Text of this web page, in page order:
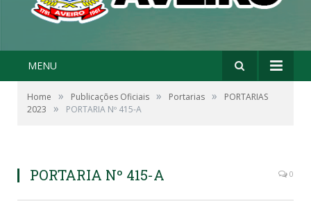
MENU
Home » Publicações Oficiais » Portarias »
PORTARIAS
2023
» PORTARIA Nº 415-A
PORTARIA Nº 415-A 0